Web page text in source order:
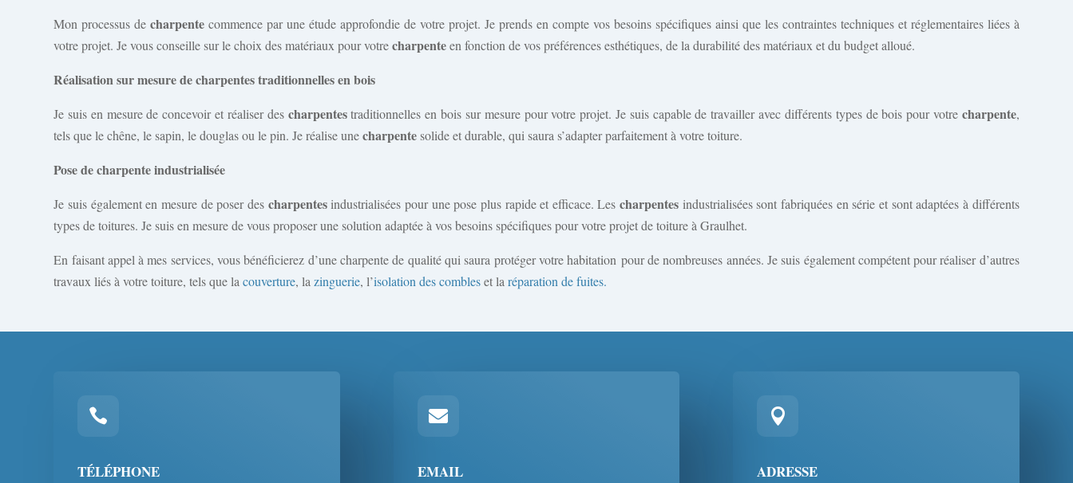
Mon processus decharpente commence par une étude approfondie de votre projet. Je prends en compte vos besoins spécifiques ainsi que les contraintes techniques et réglementaires liées à
votre projet. Je vous conseille sur le choix des matériaux pour votrecharpenteen fonction de vos préférences esthétiques, de la durabilité des matériaux et du budget alloué.
Réalisation sur mesure de charpentes traditionnelles en bois
Je suis en mesure de concevoir et réaliser des charpentestraditionnelles en bois sur mesure pour votre projet. Je suis capable de travailler avec différents types de bois pour votre charpente,
tels que le chêne, le sapin, le douglas ou le pin. Je réalise unecharpentesolide et durable, qui saura s’adapter parfaitement à votre toiture.
Pose de charpente industrialisée
Je suis également en mesure de poser des charpentesindustrialisées pour une pose plus rapide et efficace. Lescharpentes industrialisées sont fabriquées en série et sont adaptées à différents
types de toitures. Je suis en mesure de vous proposer une solution adaptée à vos besoins spécifiques pour votre projet de toiture à Graulhet.
En faisant appel à mes services, vous bénéficierez d’une charpente de qualité qui saura protéger votre habitation pour de nombreuses années. Je suis également compétent pour réaliser d’autres
travaux liés à votre toiture, tels que lacouverture, lazinguerie, l’isolation des combleset laréparation de fuites.

TÉLÉPHONE

EMAIL

ADRESSE